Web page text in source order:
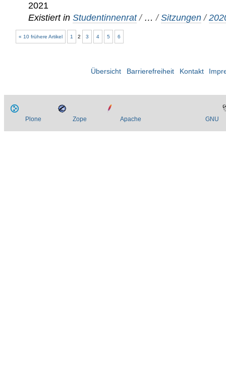
2021
Existiert in Studentinnenrat / …/Sitzungen /
« 10 frühere Artikel 1 2 3 4 5 6
Übersicht Barrierefreiheit Kontakt
Plone Zope Apache GNU